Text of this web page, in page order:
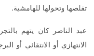
تقلصها وتحولها للهامشية.
عبد الناصر كان يتهم
الانتهازي أو الانتقائي أو